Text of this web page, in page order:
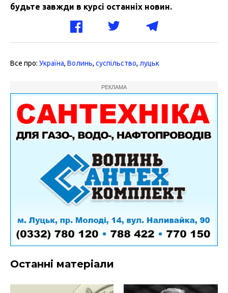
будьте завжди в курсі останніх новин.
Все про: Україна, Волинь, суспільство, луцьк
РЕКЛАМА
Останні матеріали